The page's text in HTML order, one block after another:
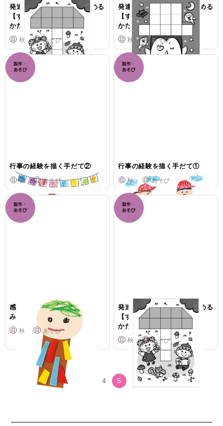
発達に特性のある子が楽しめる
【すきま時間あそび】
かたはめパズル きのこ
秋 あそび
発達に特性のある子が楽しめる
【すきま時間あそび】
かたはめパズル ドラキュラ
秋 あそび
行事の経験を描く手だて②
秋 あそび
行事の経験を描く手だて①
秋 あそび
感覚が過敏な子への手立てで
みのむしの製作
秋 あそび
発達に特性のある子が楽しめる
【すきま時間あそび】
かたはめパズル きのこ
秋 あそび
< 前へ 4 5 7 次へ >